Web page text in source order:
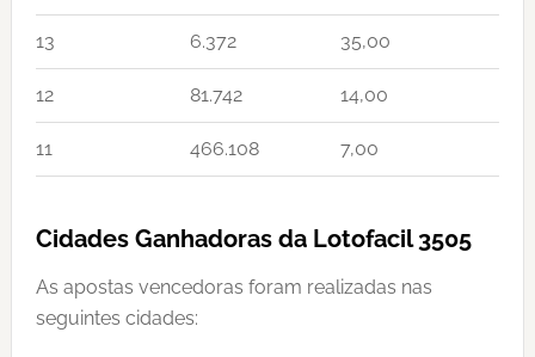
13 6.372 35,00
12 81.742 14,00
11 466.108 7,00
Cidades Ganhadoras da Lotofacil 3505
As apostas vencedoras foram realizadas nas
seguintes cidades: